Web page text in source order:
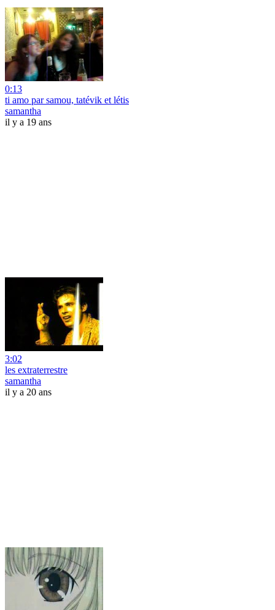
0:13
ti amo par samou, tatévik et létis
samantha
il y a 19 ans
3:02
les extraterrestre
samantha
il y a 20 ans